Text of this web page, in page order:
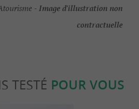
-Image d'illustration non
contractuelle
TESTÉ POUR VOUS